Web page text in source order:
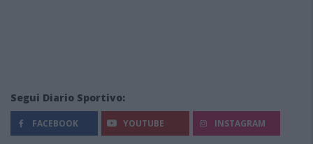
Segui Diario Sportivo:
FACEBOOK YOUTUBE INSTAGRAM